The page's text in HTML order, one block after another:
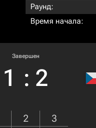
Раунд:
Время начала:
Завершен
1 : 2
2
3